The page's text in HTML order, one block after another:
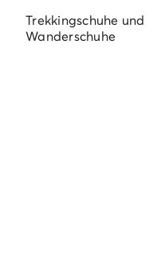
Trekkingschuhe und
Wanderschuhe